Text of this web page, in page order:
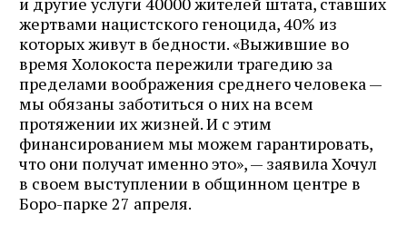
жертвами нацистского геноцида, 40% из
которых живут в бедности. «Выжившие во
время Холокоста пережили трагедию за
пределами воображения среднего человека —
мы обязаны заботиться о них на всем
протяжении их жизней. И с этим
финансированием мы можем гарантировать,
что они получат именно это», — заявила Хочул
в своем выступлении в общинном центре в
Боро-парке 27 апреля.